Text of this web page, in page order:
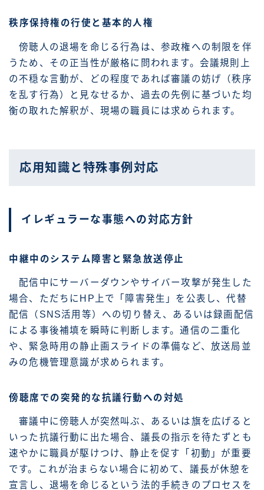
秩序保持権の行使と基本的人権
傍聴人の退場を命じる行為は、参政権への制限を伴
うため、その正当性が厳格に問われます。会議規則上
の不穏な言動が、どの程度であれば審議の妨げ（秩序
を乱す行為）と見なせるか、過去の先例に基づいた均
衡の取れた解釈が、現場の職員には求められます。
応用知識と特殊事例対応
イレギュラーな事態への対応方針
中継中のシステム障害と緊急放送停止
配信中にサーバーダウンやサイバー攻撃が発生した
場合、ただちにHP上で「障害発生」を公表し、代替
配信（SNS活用等）への切り替え、あるいは録画配信
による事後補填を瞬時に判断します。通信の二重化
や、緊急時用の静止画スライドの準備など、放送局並
みの危機管理意識が求められます。
傍聴席での突発的な抗議行動への対処
審議中に傍聴人が突然叫ぶ、あるいは旗を広げると
いった抗議行動に出た場合、議長の指示を待たずとも
速やかに職員が駆けつけ、静止を促す「初動」が重要
です。これが治まらない場合に初めて、議長が休憩を
宣言し、退場を命じるという法的手続きのプロセスを